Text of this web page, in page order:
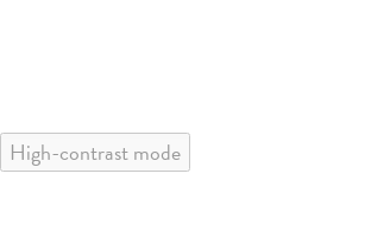
High-contrast mode